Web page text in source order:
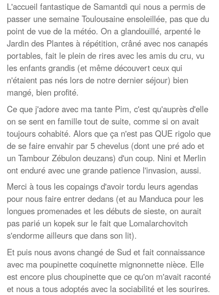
L'accueil fantastique de Samantdi qui nous a permis de
passer une semaine Toulousaine ensoleillée, pas que du
point de vue de la météo. On a glandouillé, arpenté le
Jardin des Plantes à répétition, crâné avec nos canapés
portables, fait le plein de rires avec les amis du cru, vu
les enfants grandis (et même découvert ceux qui
n'étaient pas nés lors de notre dernier séjour) bien
mangé, bien profité.
Ce que j'adore avec ma tante Pim, c'est qu'auprès d'elle
on se sent en famille tout de suite, comme si on avait
toujours cohabité. Alors que ça n'est pas QUE rigolo que
de se faire envahir par 5 chevelus (dont une pré ado et
un Tambour Zébulon deuzans) d'un coup. Nini et Merlin
ont enduré avec une grande patience l'invasion, aussi.
Merci à tous les copaings d'avoir tordu leurs agendas
pour nous faire entrer dedans (et au Manduca pour les
longues promenades et les débuts de sieste, on aurait
pas parié un kopek sur le fait que Lomalarchovitch
s'endorme ailleurs que dans son lit).
Et puis nous avons changé de Sud et fait connaissance
avec ma poupinette coquinette mignonnette nièce. Elle
est encore plus choupinette que ce qu'on m'avait raconté
et nous a tous adoptés avec la sociabilité et les sourires.